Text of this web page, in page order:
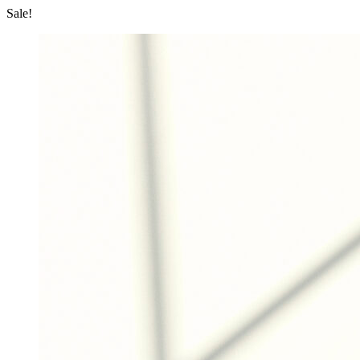
Sale!